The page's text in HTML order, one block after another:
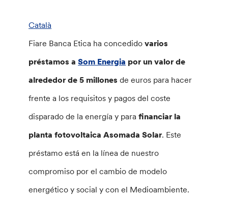
Català
Fiare Banca Etica ha concedidovarios
préstamos aSom Energia por un valor de
alrededor de 5 millones de euros para hacer
frente a los requisitos y pagos del coste
disparado de la energía y parafinanciar la
planta fotovoltaica Asomada Solar. Este
préstamo está en la línea de nuestro
compromiso por el cambio de modelo
energético y social y con el Medioambiente.